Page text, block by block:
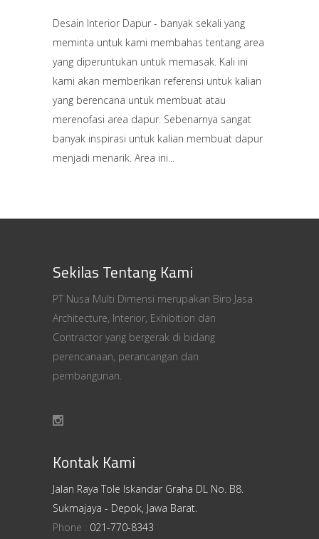
Desain Interior Dapur - banyak sekali yang
meminta untuk kami membahas tentang area
yang diperuntukan untuk memasak. Kali ini
kami akan memberikan referensi untuk kalian
yang berencana untuk membuat atau
merenofasi area dapur. Sebenarnya sangat
banyak inspirasi untuk kalian membuat dapur
menjadi menarik. Area ini
Sekilas Tentang Kami
PT Nusa Multi Dimensi merupakan Biro Jasa
Architecture, Interior, Exhibition dan
Contractor yang bergerak di bidang
perencanaan, perancangan dan
pembangunan.
Kontak Kami
Jalan Raya Tole Iskandar Graha DL No. B8.
Sukmajaya - Depok, Jawa Barat.
Phone : 021-770-8343